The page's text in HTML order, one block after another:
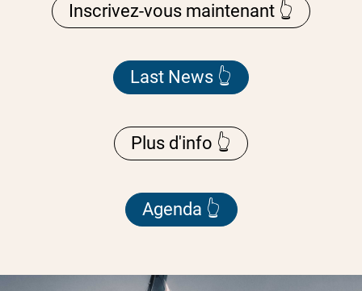
Inscrivez-vous maintenant 👆
Last News 👆
Plus d'info 👆
Agenda 👆